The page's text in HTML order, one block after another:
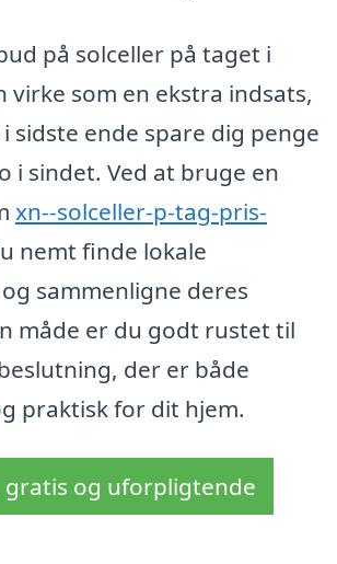
på solceller på taget i
virke som en ekstra indsats,
sidste ende spare dig penge
i sindet. Ved at bruge en
xn--solceller-p-tag-pris-
nemt finde lokale
sammenligne deres
måde er du godt rustet til
der er både
praktisk for dit hjem.
gratis og uforpligtende